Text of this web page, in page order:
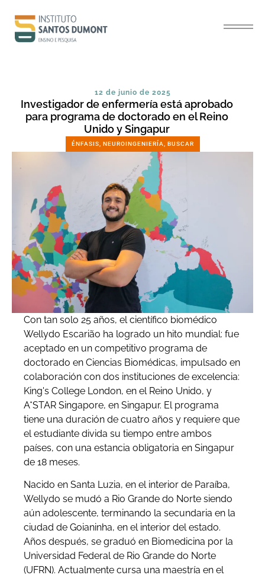
12 de junio de 2025
Investigador de enfermería está aprobado
para programa de doctorado en el Reino
Unido y Singapur
ÉNFASIS NEUROINGENIERÍA BUSCAR
Con tan solo 25 años, el científico biomédico
Wellydo Escarião ha logrado un hito mundial: fue
aceptado en un competitivo programa de
doctorado en Ciencias Biomédicas, impulsado en
colaboración con dos instituciones de excelencia:
King's College London, en el Reino Unido, y
A*STAR Singapore, en Singapur. El programa
tiene una duración de cuatro años y requiere que
el estudiante divida su tiempo entre ambos
países, con una estancia obligatoria en Singapur
de 18 meses.
Nacido en Santa Luzia, en el interior de Paraíba,
Wellydo se mudó a Rio Grande do Norte siendo
aún adolescente, terminando la secundaria en la
ciudad de Goianinha, en el interior del estado.
Años después, se graduó en Biomedicina por la
Universidad Federal de Rio Grande do Norte
(UFRN). Actualmente cursa una maestría en el